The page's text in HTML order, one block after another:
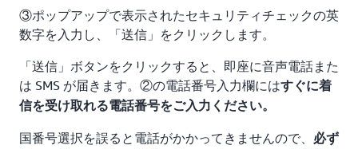
③ポップアップで表示されたセキュリティチェックの英
数字を入力し、「送信」をクリックします。
「送信」ボタンをクリックすると、即座に音声電話また
は SMS が届きます。②の電話番号入力欄にはすぐに着
信を受け取れる電話番号をご入力ください。
国番号選択を誤ると電話がかかってきませんので、
必ず